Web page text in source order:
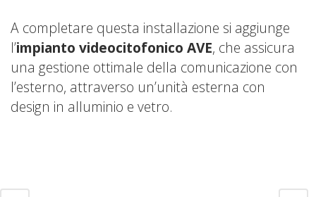
A completare questa installazione si aggiunge
l’impianto videocitofonico AVE, che assicura
una gestione ottimale della comunicazione con
l’esterno, attraverso un’unità esterna con
design in alluminio e vetro.